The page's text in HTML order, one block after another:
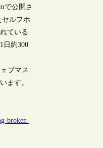
で公開さ
セルフホ
ている
日約300
ブマス
ます。
broken-